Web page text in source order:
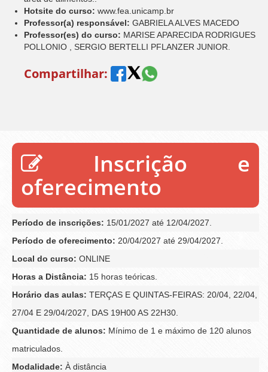
Hotsite do curso: www.fea.unicamp.br
Professor(a) responsável: GABRIELA ALVES MACEDO
Professor(es) do curso: MARISE APARECIDA RODRIGUES
POLLONIO , SERGIO BERTELLI PFLANZER JUNIOR.
Compartilhar:
Inscrição e
oferecimento
Período de inscrições: 15/01/2027 até 12/04/2027.
Período de oferecimento: 20/04/2027 até 29/04/2027.
Local do curso: ONLINE
Horas a Distância: 15 horas teóricas.
Horário das aulas: TERÇAS E QUINTAS-FEIRAS: 20/04, 22/04,
27/04 E 29/04/2027, DAS 19H00 AS 22H30.
Quantidade de alunos: Mínimo de 1 e máximo de 120 alunos
matriculados.
Modalidade: À distância